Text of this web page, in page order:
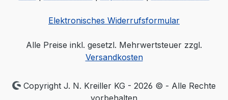
Elektronisches Widerrufsformular
Alle Preise inkl. gesetzl. Mehrwertsteuer zzgl.
Versandkosten
Copyright J. N. Kreiller KG - 2026 © - Alle Rechte
vorbehalten